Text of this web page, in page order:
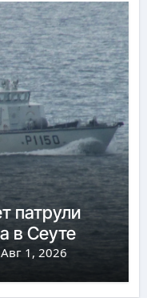
патрули
в Сеуте
Авг 1, 2026